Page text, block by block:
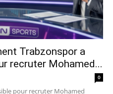
Trabzonspor a
recruter Mohamed...
0
pour recruter Mohamed